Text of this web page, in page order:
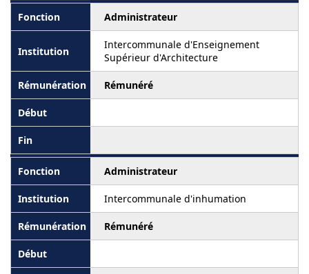
Administrateur
Intercommunale d'Enseignement
Supérieur d'Architecture
Rémunéré
Administrateur
Intercommunale d'inhumation
Rémunéré